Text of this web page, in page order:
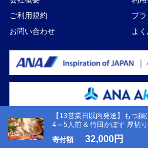
【13営業日以内発送】もつ
4～5人前 & 竹田かぼす 厚切
250g×2、王道 厚切り 牛タン
寄付額 32,000円
ご利用規約
プ
お問い合わせ
よ
Copyright ©ANA